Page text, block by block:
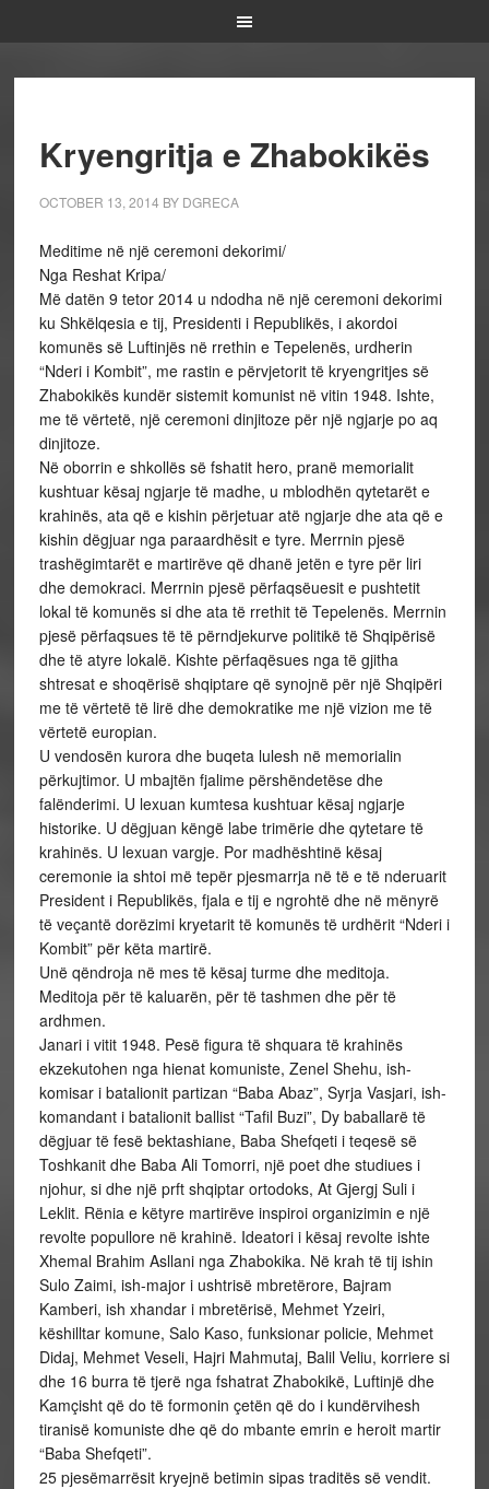
Kryengritja e Zhabokikës
OCTOBER 13, 2014 BY DGRECA
Meditime në një ceremoni dekorimi/
Nga Reshat Kripa/
Më datën 9 tetor 2014 u ndodha në një ceremoni dekorimi
ku Shkëlqesia e tij, Presidenti i Republikës, i akordoi
komunës së Luftinjës në rrethin e Tepelenës, urdherin
“Nderi i Kombit”, me rastin e përvjetorit të kryengritjes së
Zhabokikës kundër sistemit komunist në vitin 1948. Ishte,
me të vërtetë, një ceremoni dinjitoze për një ngjarje po aq
dinjitoze.
Në oborrin e shkollës së fshatit hero, pranë memorialit
kushtuar kësaj ngjarje të madhe, u mblodhën qytetarët e
krahinës, ata që e kishin përjetuar atë ngjarje dhe ata që e
kishin dëgjuar nga paraardhësit e tyre. Merrnin pjesë
trashëgimtarët e martirëve që dhanë jetën e tyre për liri
dhe demokraci. Merrnin pjesë përfaqsëuesit e pushtetit
lokal të komunës si dhe ata të rrethit të Tepelenës. Merrnin
pjesë përfaqsues të të përndjekurve politikë të Shqipërisë
dhe të atyre lokalë. Kishte përfaqësues nga të gjitha
shtresat e shoqërisë shqiptare që synojnë për një Shqipëri
me të vërtetë të lirë dhe demokratike me një vizion me të
vërtetë europian.
U vendosën kurora dhe buqeta lulesh në memorialin
përkujtimor. U mbajtën fjalime përshëndetëse dhe
falënderimi. U lexuan kumtesa kushtuar kësaj ngjarje
historike. U dëgjuan këngë labe trimërie dhe qytetare të
krahinës. U lexuan vargje. Por madhështinë kësaj
ceremonie ia shtoi më tepër pjesmarrja në të e të nderuarit
President i Republikës, fjala e tij e ngrohtë dhe në mënyrë
të veçantë dorëzimi kryetarit të komunës të urdhërit “Nderi i
Kombit” për këta martirë.
Unë qëndroja në mes të kësaj turme dhe meditoja.
Meditoja për të kaluarën, për të tashmen dhe për të
ardhmen.
Janari i vitit 1948. Pesë figura të shquara të krahinës
ekzekutohen nga hienat komuniste, Zenel Shehu, ish-
komisar i batalionit partizan “Baba Abaz”, Syrja Vasjari, ish-
komandant i batalionit ballist “Tafil Buzi”, Dy baballarë të
dëgjuar të fesë bektashiane, Baba Shefqeti i teqesë së
Toshkanit dhe Baba Ali Tomorri, një poet dhe studiues i
njohur, si dhe një prft shqiptar ortodoks, At Gjergj Suli i
Leklit. Rënia e këtyre martirëve inspiroi organizimin e një
revolte popullore në krahinë. Ideatori i kësaj revolte ishte
Xhemal Brahim Asllani nga Zhabokika. Në krah të tij ishin
Sulo Zaimi, ish-major i ushtrisë mbretërore, Bajram
Kamberi, ish xhandar i mbretërisë, Mehmet Yzeiri,
këshilltar komune, Salo Kaso, funksionar policie, Mehmet
Didaj, Mehmet Veseli, Hajri Mahmutaj, Balil Veliu, korriere si
dhe 16 burra të tjerë nga fshatrat Zhabokikë, Luftinjë dhe
Kamçisht që do të formonin çetën që do i kundërvihesh
tiranisë komuniste dhe që do mbante emrin e heroit martir
“Baba Shefqeti”.
25 pjesëmarrësit kryejnë betimin sipas traditës së vendit.